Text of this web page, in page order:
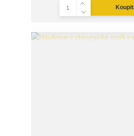
Koupit